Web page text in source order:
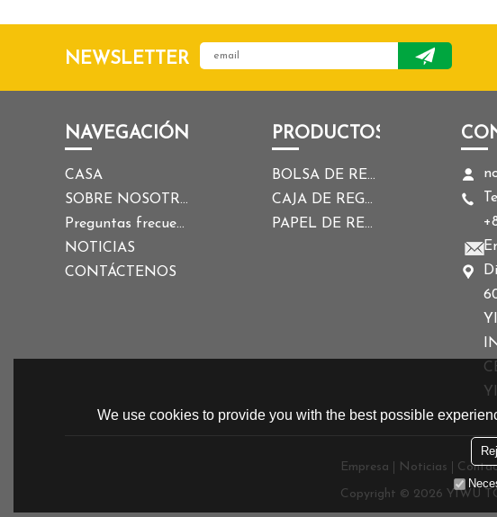
NAVEGACIÓN
CASA
SOBRE NOSOTROS
Preguntas frecuentes
NOTICIAS
CONTÁCTENOS
PRODUCTOS
BOLSA DE REGALO
CAJA DE REGALO
PAPEL DE REGALO
Empresa Noticias
Copyright © 2026 YIWU
We use cookies to provide you with the best possible